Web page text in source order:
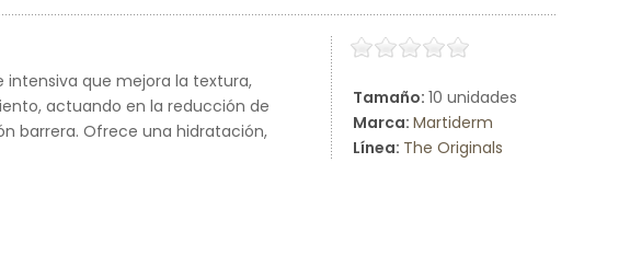
Tamaño: 10 unidades
Marca: Martiderm
Línea: The Originals
intensiva que mejora la textura,
actuando en la reducción de
barrera. Ofrece una hidratación,